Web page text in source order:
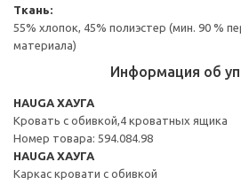
Ткань:
55% хлопок, 45% полиэстер (мин. 90 %
материала)
Информация об
HAUGA ХАУГА
Кровать с обивкой,4 кроватных ящика
Номер товара: 594.084.98
HAUGA ХАУГА
Каркас кровати с обивкой